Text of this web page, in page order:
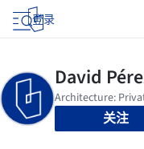
登录
关注